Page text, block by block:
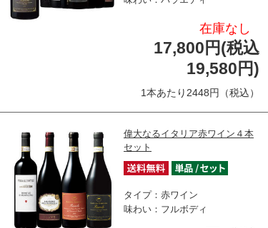
在庫なし
17,800円(税込
19,580円)
1本あたり2448円（税込）
偉大なるイタリア赤ワイン４本
セット
タイプ：赤ワイン
味わい：フルボディ